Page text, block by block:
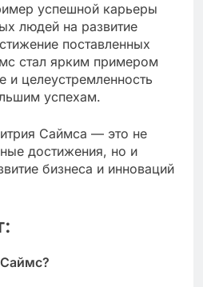
успешной карьеры
людей на развитие
поставленных
стал ярким примером
и целеустремленность
успехам.
Саймса — это не
достижения, но и
бизнеса и инноваций